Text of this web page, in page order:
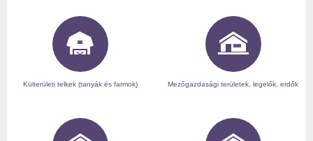
Külterületi telkek (tanyák és farmok) Mezőgazdasági területek, legelők, erdők